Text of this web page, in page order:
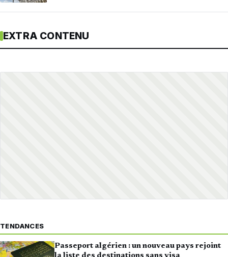
EXTRA CONTENU
TENDANCES
Passeport algérien : un nouveau pays rejoint